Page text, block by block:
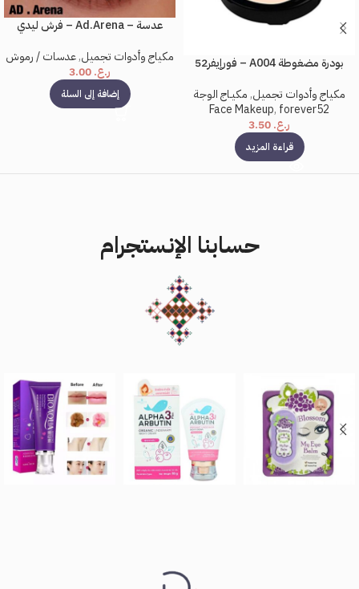
بودرة مضغوطة A004 – فورإيفر52
مكياج وأدوات تجميل, مكيـاج الوجة
Face Makeup, forever52
ر.ع.
قراءة المزيد
عدسة – Ad.Arena – فرش ليدي
مكياج وأدوات تجميل,عدسات / رموش
ر.ع.
إضافة إلى السلة
حسابنا الإنستجرام